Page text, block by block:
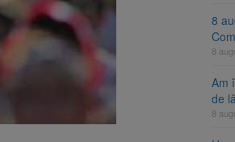
8
8
Am
de
8